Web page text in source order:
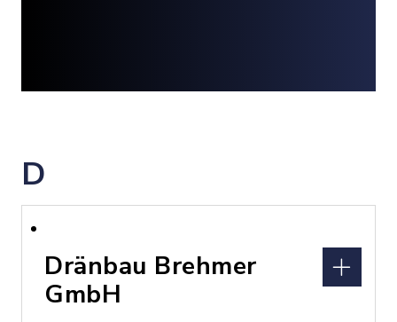
D
Dränbau Brehmer
GmbH